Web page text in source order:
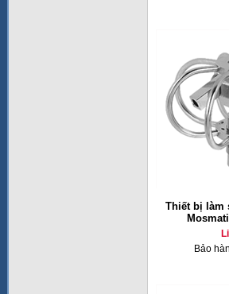
Thiết bị làm
Bảo